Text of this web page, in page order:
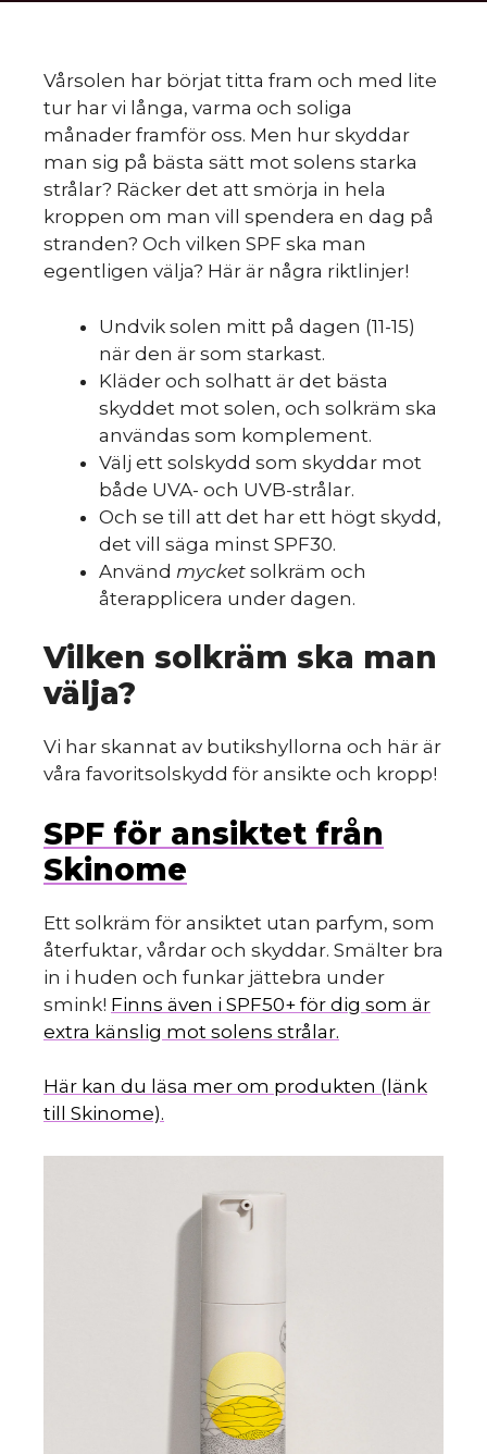
Vårsolen har börjat titta fram och med lite
tur har vi långa, varma och soliga
månader framför oss. Men hur skyddar
man sig på bästa sätt mot solens starka
strålar? Räcker det att smörja in hela
kroppen om man vill spendera en dag på
stranden? Och vilken SPF ska man
egentligen välja? Här är några riktlinjer!
Undvik solen mitt på dagen (11-15)
när den är som starkast.
Kläder och solhatt är det bästa
skyddet mot solen, och solkräm ska
användas som komplement.
Välj ett solskydd som skyddar mot
både UVA- och UVB-strålar.
Och se till att det har ett högt skydd,
det vill säga minst SPF30.
Använd mycket solkräm och
återapplicera under dagen.
Vilken solkräm ska man
välja?
Vi har skannat av butikshyllorna och här är
våra favoritsolskydd för ansikte och kropp!
SPF för ansiktet från
Skinome
Ett solkräm för ansiktet utan parfym, som
återfuktar, vårdar och skyddar. Smälter bra
in i huden och funkar jättebra under
smink! Finns även i SPF50+ för dig som är
extra känslig mot solens strålar.
Här kan du läsa mer om produkten (länk
till Skinome).